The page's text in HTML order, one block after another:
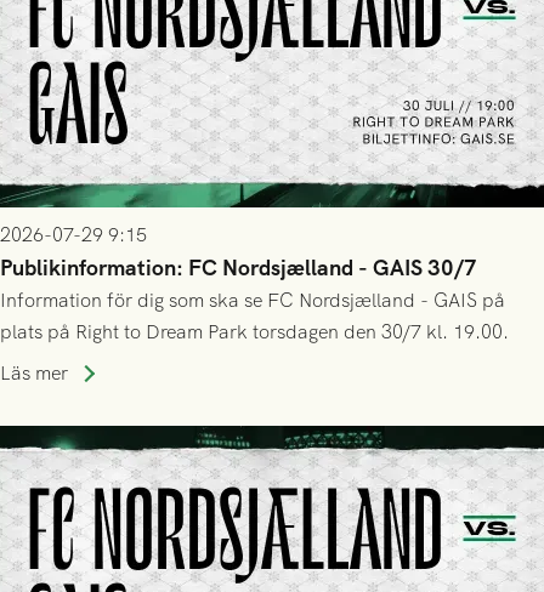
2026-07-29 9:15
Publikinformation: FC Nordsjælland - GAIS 30/7
Information för dig som ska se FC Nordsjælland - GAIS på
plats på Right to Dream Park torsdagen den 30/7 kl. 19.00.
Läs mer